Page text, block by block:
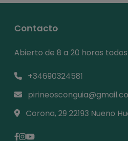
Contacto
Abierto de 8 a 20 horas
+34690324581
Corona, 29 22193 Nueno